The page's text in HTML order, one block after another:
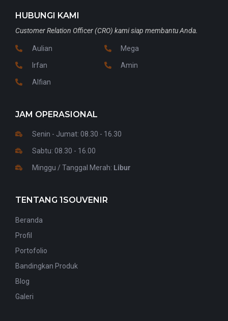
HUBUNGI KAMI
Customer Relation Officer (CRO) kami siap membantu Anda.
Aulian
Irfan
Alfian
Mega
Amin
JAM OPERASIONAL
Senin - Jumat: 08.30 - 16.30
Sabtu: 08.30 - 16.00
Minggu / Tanggal Merah: Libur
TENTANG 1SOUVENIR
Beranda
Profil
Portofolio
Bandingkan Produk
Blog
Galeri